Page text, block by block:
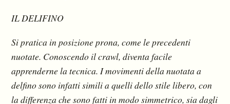
IL DELIFINO
Si pratica in posizione prona, come le precedenti
nuotate. Conoscendo il crawl, diventa facile
apprenderne la tecnica. I movimenti della nuotata a
delfino sono infatti simili a quelli dello stile libero, con
la differenza che sono fatti in modo simmetrico, sia dagli